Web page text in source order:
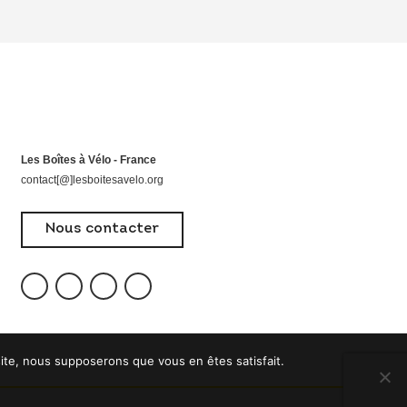
Les Boîtes à Vélo - France
contact[@]lesboitesavelo.org
Nous contacter
nous supposerons que vous en êtes satisfait.